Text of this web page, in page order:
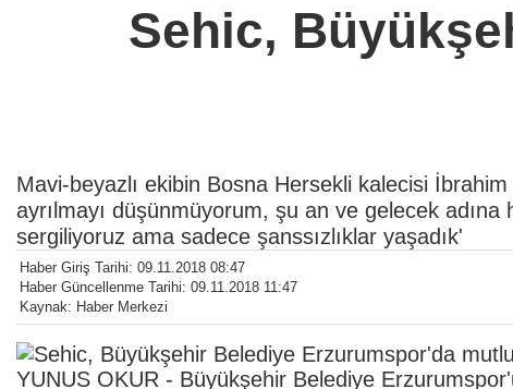
Sehic,
Mavi-beyazlı ekibin Bosna Hersekli kalecisi
ayrılmayı düşünmüyorum, şu an ve gelecek
sergiliyoruz ama sadece şanssızlıklar yaşadık'
Haber Giriş Tarihi: 09.11.2018 08:47
Haber Güncellenme Tarihi: 09.11.2018 11:47
Kaynak: Haber Merkezi
YUNUS OKUR - Büyükşehir Belediye